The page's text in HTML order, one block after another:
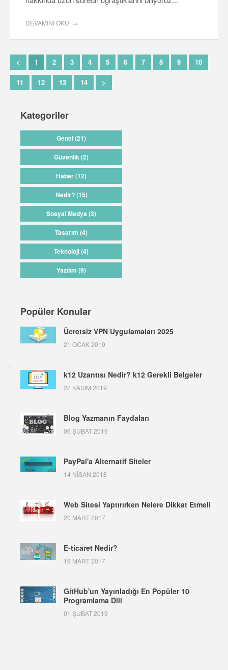
DEVAMINI OKU
< 1 2 3 4 5 6 7 8 9 10
11 12 13 14 >
Kategoriler
Genel (21)
Güvenlik (2)
Haber (12)
Nedir? (15)
Sosyal Medya (3)
Tasarım (4)
Teknoloji (4)
Yazılım (9)
Popüler Konular
Ücretsiz VPN Uygulamaları 2025
21 OCAK 2019
k12 Uzantısı Nedir? k12 Gerekli Belgeler
22 KASIM 2019
Blog Yazmanın Faydaları
06 ŞUBAT 2019
PayPal'a Alternatif Siteler
14 NISAN 2018
Web Sitesi Yaptırırken Nelere Dikkat Etmeli
20 MART 2017
E-ticaret Nedir?
19 MART 2017
GitHub'un Yayınladığı En Popüler 10
Programlama Dili
01 ŞUBAT 2019